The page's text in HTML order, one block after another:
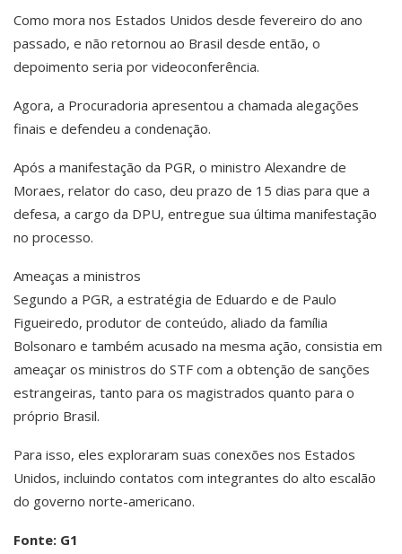
Como mora nos Estados Unidos desde fevereiro do ano
passado, e não retornou ao Brasil desde então, o
depoimento seria por videoconferência.
Agora, a Procuradoria apresentou a chamada alegações
finais e defendeu a condenação.
Após a manifestação da PGR, o ministro Alexandre de
Moraes, relator do caso, deu prazo de 15 dias para que a
defesa, a cargo da DPU, entregue sua última manifestação
no processo.
Ameaças a ministros
Segundo a PGR, a estratégia de Eduardo e de Paulo
Figueiredo, produtor de conteúdo, aliado da família
Bolsonaro e também acusado na mesma ação, consistia em
ameaçar os ministros do STF com a obtenção de sanções
estrangeiras, tanto para os magistrados quanto para o
próprio Brasil.
Para isso, eles exploraram suas conexões nos Estados
Unidos, incluindo contatos com integrantes do alto escalão
do governo norte-americano.
Fonte: G1